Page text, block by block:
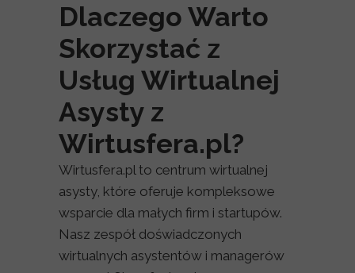
Dlaczego Warto
Skorzystać z
Usług Wirtualnej
Asysty z
Wirtusfera.pl?
Wirtusfera.pl to centrum wirtualnej
asysty, które oferuje kompleksowe
wsparcie dla małych firm i startupów.
Nasz zespół doświadczonych
wirtualnych asystentów i managerów